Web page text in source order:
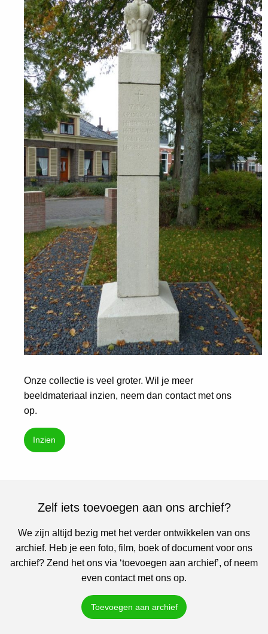
Onze collectie is veel groter. Wil je meer
beeldmateriaal inzien, neem dan contact met ons
op.
Inzien
Zelf iets toevoegen aan ons archief?
We zijn altijd bezig met het verder ontwikkelen van ons
archief. Heb je een foto, film, boek of document voor ons
archief? Zend het ons via ‘toevoegen aan archief’, of neem
even contact met ons op.
Toevoegen aan archief